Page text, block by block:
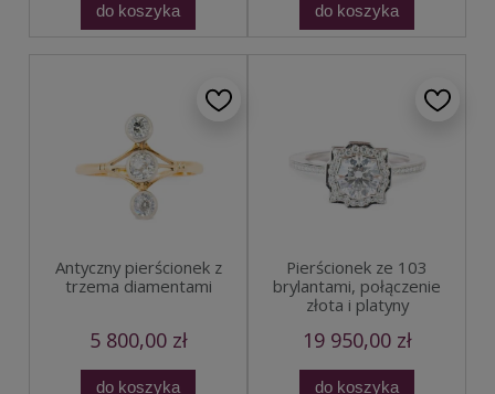
do koszyka do koszyka
Antyczny pierścionek z
trzema diamentami
5 800,00 zł
do koszyka
Pierścionek ze 103
brylantami, połączenie
złota i platyny
19 950,00 zł
do koszyka